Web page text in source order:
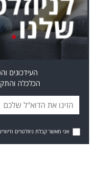
העידכונים
הכלכלה
אני מאשר קבלת ניוזלטרים